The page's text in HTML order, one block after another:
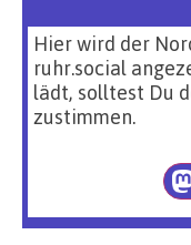
Hier wird der
ruhr.social
lädt, solltest Du
zustimmen.